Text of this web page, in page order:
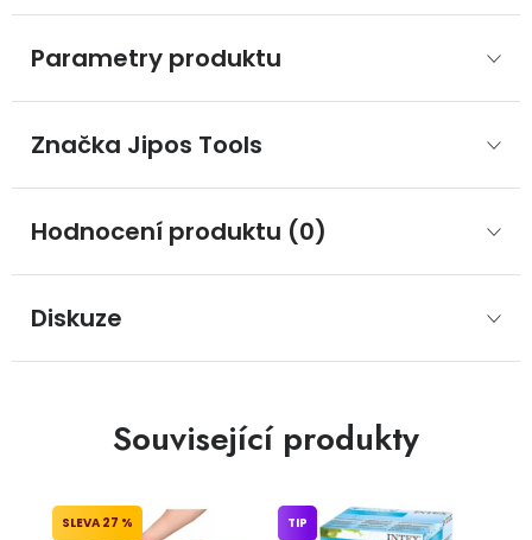
Parametry produktu
Značka Jipos Tools
Hodnocení produktu (0)
Diskuze
Související produkty
27 % TIP